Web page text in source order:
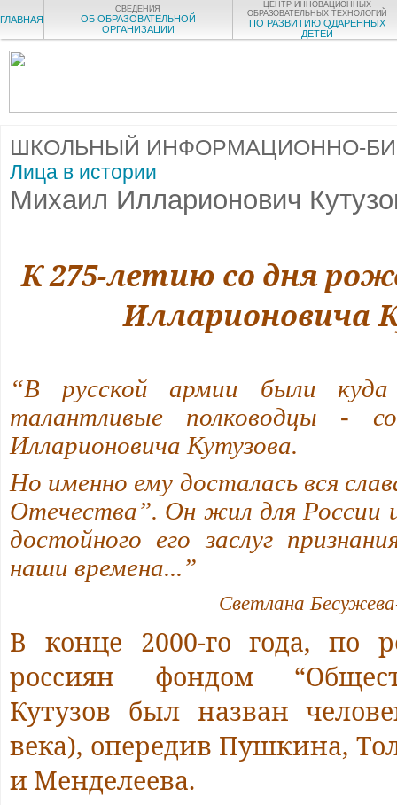
ГЛАВНАЯ
СВЕДЕНИЯ
ОБ ОБРАЗОВАТЕЛЬНОЙ
ОРГАНИЗАЦИИ
ЦЕНТР ИННОВАЦИОННЫХ
ОБРАЗОВАТЕЛЬНЫХ ТЕХНОЛОГИЙ
ПО РАЗВИТИЮ ОДАРЕННЫХ
ДЕТЕЙ
ШКОЛЬНЫЙ ИНФОРМАЦИОННО-
Лица в истории
Михаил Илларионович
К 275-летию со дня
Илларионовича
“В русской армии были
талантливые полководцы -
Илларионовича Кутузова.
Но именно ему досталась вся
Отечества”. Он жил для России
достойного его заслуг
наши времена...”
Светлана
В конце 2000-го года, по
россиян фондом
Кутузов был назван
века), опередив Пушкина,
и Менделеева.